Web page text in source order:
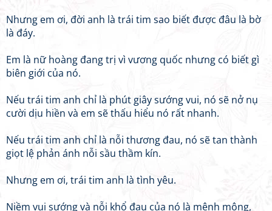
Nhưng em ơi, đời anh là trái tim sao biết được đâu là bờ
là đáy.
Em là nữ hoàng đang trị vì vương quốc nhưng có biết gì
biên giới của nó.
Nếu trái tim anh chỉ là phút giây sướng vui, nó sẽ nở nụ
cười dịu hiền và em sẽ thấu hiểu nó rất nhanh.
Nếu trái tim anh chỉ là nỗi thương đau, nó sẽ tan thành
giọt lệ phản ánh nỗi sầu thầm kín.
Nhưng em ơi, trái tim anh là tình yêu.
Niềm vui sướng và nỗi khổ đau của nó là mênh mông,